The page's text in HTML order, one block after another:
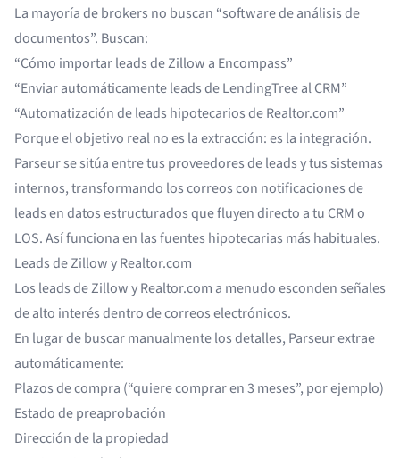
La mayoría de brokers no buscan “software de análisis de
documentos”. Buscan:
“Cómo importar leads de Zillow a Encompass”
“Enviar automáticamente leads de LendingTree al CRM”
“Automatización de leads hipotecarios de Realtor.com”
Porque el objetivo real no es la extracción: es la integración.
Parseur se sitúa entre tus proveedores de leads y tus sistemas
internos, transformando los correos con notificaciones de
leads en datos estructurados que fluyen directo a tu CRM o
LOS. Así funciona en las fuentes hipotecarias más habituales.
Leads de Zillow y Realtor.com
Los leads deZillowyRealtor.com a menudo esconden señales
de alto interés dentro de correos electrónicos.
En lugar de buscar manualmente los detalles, Parseur extrae
automáticamente:
Plazos de compra (“quiere comprar en 3 meses”, por ejemplo)
Estado de preaprobación
Dirección de la propiedad